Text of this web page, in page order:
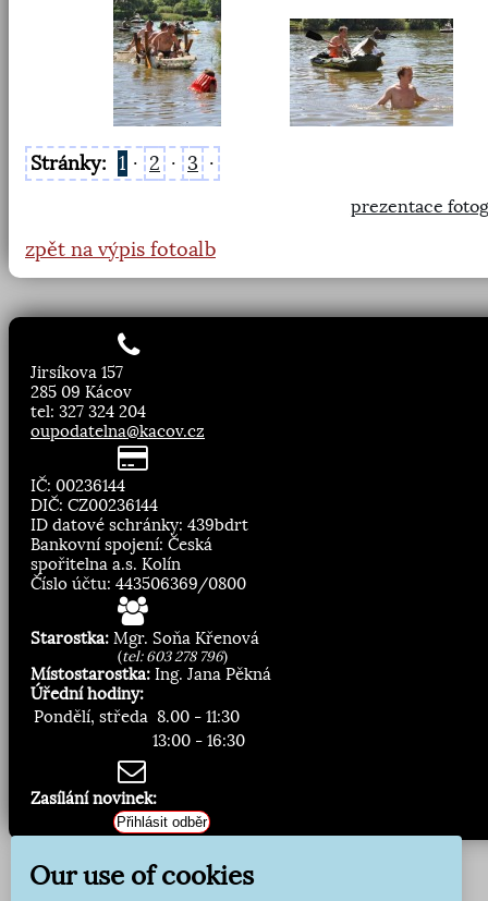
Stránky: 1 · 2 · 3 ·
prezentace
zpět na výpis fotoalb
Jirsíkova 157
285 09 Kácov
tel: 327 324 204
oupodatelna@kacov.cz
IČ: 00236144
DIČ: CZ00236144
ID datové schránky: 439bdrt
Bankovní spojení: Česká
spořitelna a.s. Kolín
Číslo účtu: 443506369/0800
Starostka: Mgr. Soňa Křenová
(tel: 603 278 796)
Místostarostka: Ing. Jana Pěkná
Úřední hodiny:
Pondělí, středa 8.00 - 11:30
13:00 - 16:30
Zasílání novinek:
Přihlásit odběr
Our use of cookies